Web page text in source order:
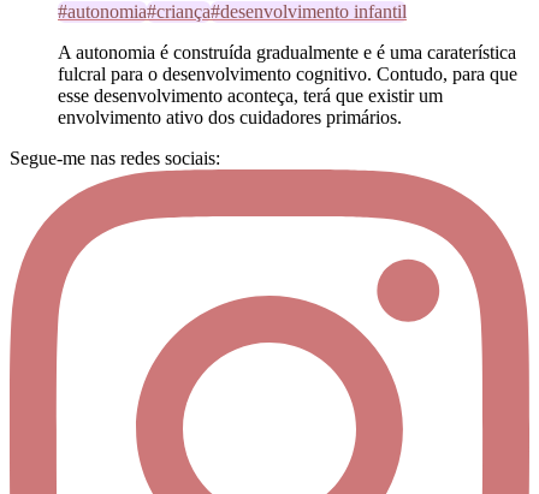
#autonomia#criança#desenvolvimento infantil
A autonomia é construída gradualmente e é uma caraterística
fulcral para o desenvolvimento cognitivo. Contudo, para que
esse desenvolvimento aconteça, terá que existir um
envolvimento ativo dos cuidadores primários.
Segue-me nas redes sociais: